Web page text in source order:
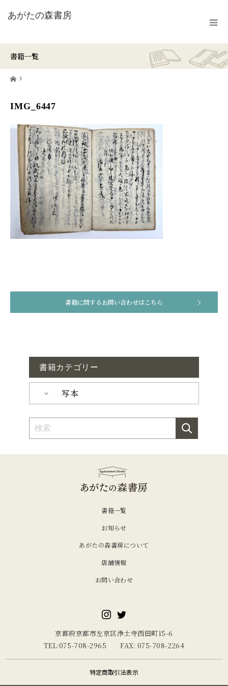
書籍一覧
ホーム
IMG_6447
書籍に関するお問い合わせはこちら
書籍カテゴリー
写本
書籍一覧
お知らせ
あがたの森書房について
店舗情報
お問い合わせ
京都府京都市左京区浄土寺西田町15-6
TEL:075-708-2965 FAX: 075-708-2264
特定商取引法表示